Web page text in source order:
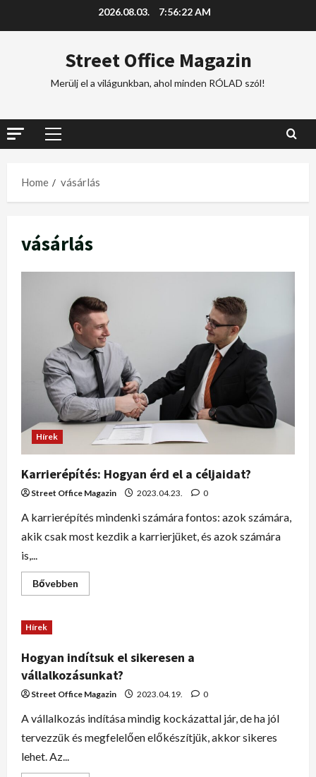
2026.08.03. 7:56:23 AM
Street Office Magazin
Merülj el a világunkban, ahol minden RÓLAD szól!
Home vásárlás
vásárlás
Hírek
Karrierépítés: Hogyan érd el a céljaidat?
Street Office Magazin 2023.04.23. 0
A karrierépítés mindenki számára fontos: azok számára,
akik csak most kezdik a karrierjüket, és azok számára
is,...
Bővebben
Hírek
Hogyan indítsuk el sikeresen a
vállalkozásunkat?
Street Office Magazin 2023.04.19. 0
A vállalkozás indítása mindig kockázattal jár, de ha jól
tervezzük és megfelelően előkészítjük, akkor sikeres
lehet. Az...